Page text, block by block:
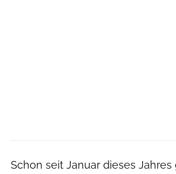
Schon seit Januar dieses